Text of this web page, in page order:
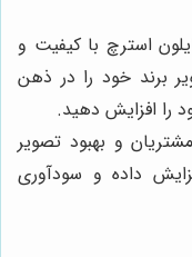
استرچ با کیفیت و
برند خود را در ذهن
را افزایش دهید.
و بهبود تصویر
داده و سودآوری